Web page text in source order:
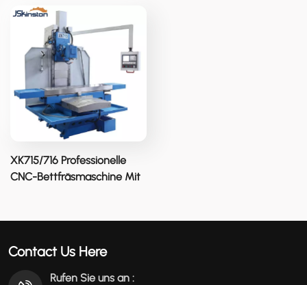
XK715/716 Professionelle
CNC-Bettfräsmaschine Mit
Contact Us Here
Rufen Sie uns an :